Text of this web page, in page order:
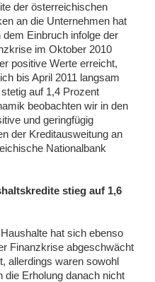
der österreichischen
an die Unternehmen hat
dem Einbruch infolge der
im Oktober 2010
positive Werte erreicht,
bis April 2011 langsam
auf 1,4 Prozent
beobachten wir in den
und geringfügig
der Kreditausweitung an
Nationalbank
stieg auf 1,6
hat sich ebenso
Finanzkrise abgeschwächt
allerdings waren sowohl
Erholung danach nicht